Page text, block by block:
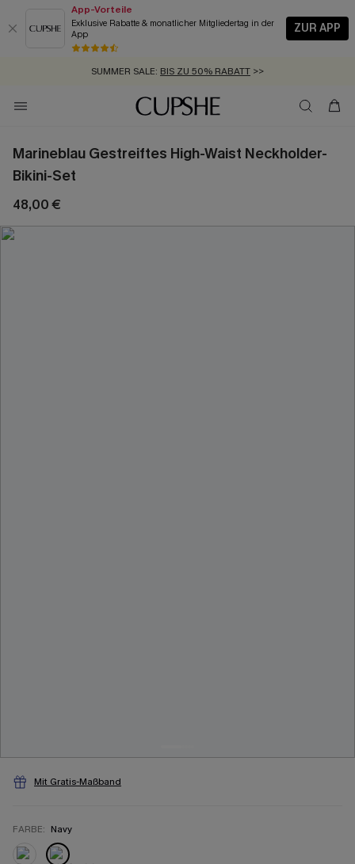
App-Vorteile
Exklusive Rabatte & monatlicher Mitgliedertag in der
App
ZUR APP
GRATIS MASSBAND MIT JEDEM SCHNELLVERSAND-ARTIKEL >>
SUMMER SALE: BIS ZU 50% RABATT >>
ZUM NEWSLETTER:BIS ZU -20% EXTRA ERHALTEN
KOSTENLOSER VERSAND AB 89 €
Marineblau Gestreiftes High-Waist Neckholder-
Bikini-Set
48,00 €
Mit Gratis-Maßband
FARBE: Navy